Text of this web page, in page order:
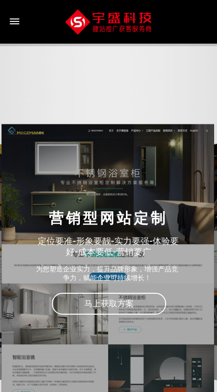
营销型网站定制
定位要准-形象要靓-实力要强-体验要
好-成本要低-营销要广
为您塑造企业实力，提升品牌形象，增强产品竞
争力，赋能企业可持续增长！
马上获取方案